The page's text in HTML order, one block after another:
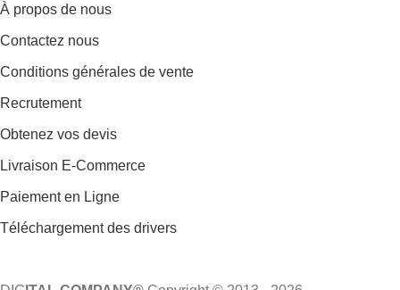
À propos de nous
Contactez nous
Conditions générales de vente
Recrutement
Obtenez vos devis
Livraison E-Commerce
Paiement en Ligne
Téléchargement des drivers